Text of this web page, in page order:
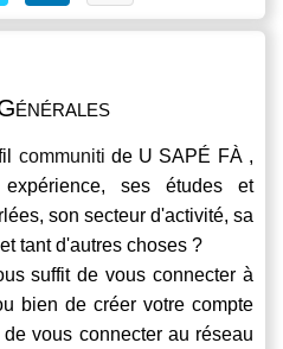
communiti de U SAPÉ FÀ ,
ses études et
son secteur d'activité, sa
tant d'autres choses ?
suffit de vous connecter à
bien de créer votre compte
vous connecter au réseau